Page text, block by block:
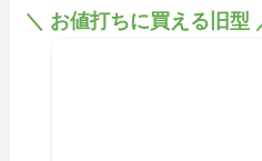
＼ お値打ちに買える旧型